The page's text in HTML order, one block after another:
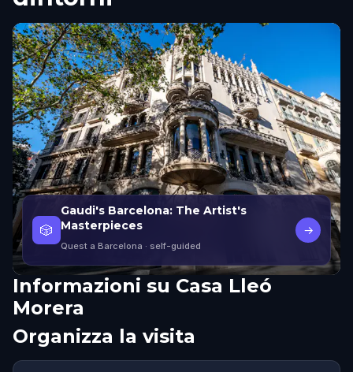
🎲
Gaudi's Barcelona: The Artist's
Masterpieces
Quest a Barcelona · self-guided
→
Informazioni su Casa Lleó
Morera
Organizza la visita